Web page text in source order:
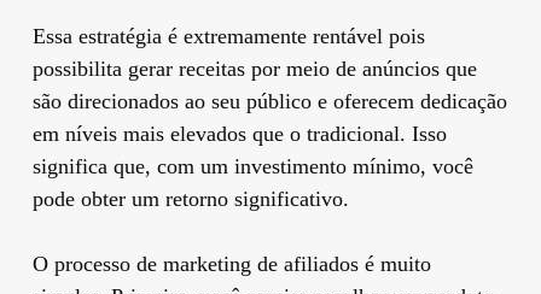
Essa estratégia é extremamente rentável pois
possibilita gerar receitas por meio de anúncios que
são direcionados ao seu público e oferecem dedicação
em níveis mais elevados que o tradicional. Isso
significa que, com um investimento mínimo, você
pode obter um retorno significativo.
O processo de marketing de afiliados é muito